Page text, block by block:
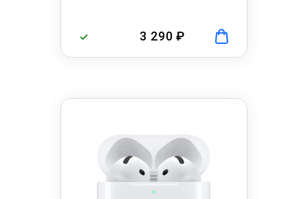
3 290 ₽